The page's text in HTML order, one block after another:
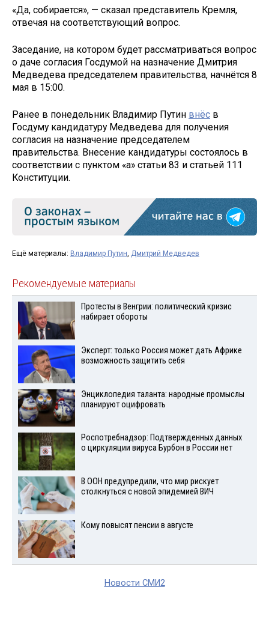
«Да, собирается», — сказал представитель Кремля,
отвечая на соответствующий вопрос.
Заседание, на котором будет рассматриваться вопрос
о даче согласия Госдумой на назначение Дмитрия
Медведева председателем правительства, начнётся 8
мая в 15:00.
Ранее в понедельник Владимир Путин внёс в
Госдуму кандидатуру Медведева для получения
согласия на назначение председателем
правительства. Внесение кандидатуры состоялось в
соответствии с пунктом «а» статьи 83 и статьей 111
Конституции.
Ещё материалы: Владимир Путин, Дмитрий Медведев
Рекомендуемые материалы
Протесты в Венгрии: политический кризис
набирает обороты
Эксперт: только Россия может дать Африке
возможность защитить себя
Энциклопедия таланта: народные промыслы
планируют оцифровать
Роспотребнадзор: Подтвержденных данных
о циркуляции вируса Бурбон в России нет
В ООН предупредили, что мир рискует
столкнуться с новой эпидемией ВИЧ
Кому повысят пенсии в августе
Новости СМИ2